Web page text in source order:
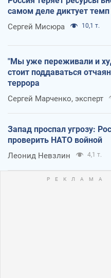
самом деле диктует
Сергей Мисюра 10,1 т.
"Мы уже переживали и
стоит поддаваться
террора
Сергей Марченко, эксперт
Запад проспал угрозу:
проверить НАТО войной
Леонид Невзлин 4,1 т.